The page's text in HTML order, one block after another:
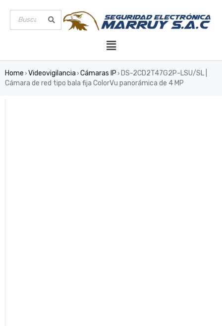
Home › Videovigilancia › Cámaras IP › DS-2CD2T47G2P-LSU/SL |
Cámara de red tipo bala fija ColorVu panorámica de 4 MP